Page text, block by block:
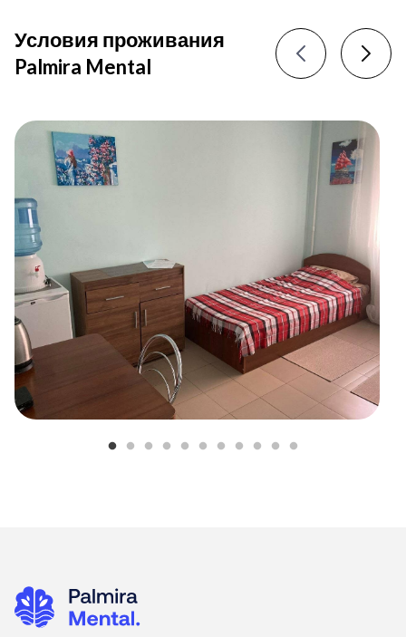
Условия проживания
Palmira Mental